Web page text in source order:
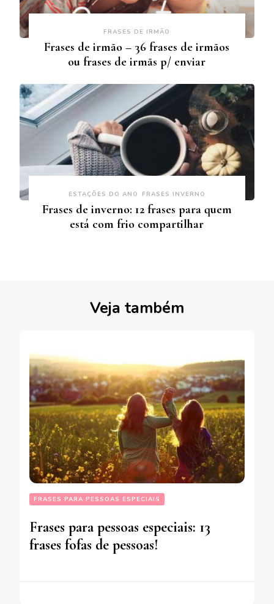
FRASES DE IRMÃO
Frases de irmão – 36 frases de irmãos
ou frases de irmãs p/ enviar
ESTAÇÕES DO ANO FRASES INVERNO
Frases de inverno: 12 frases para quem
está com frio compartilhar
Veja também
FRASES PARA PESSOAS ESPECIAIS
Frases para pessoas especiais: 13
frases fofas de pessoas!